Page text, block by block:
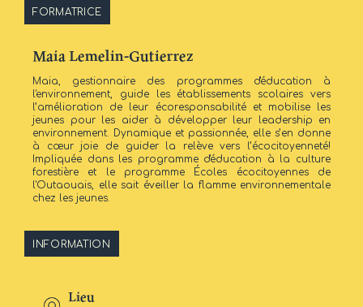
FORMATRICE
Maia Lemelin-Gutierrez
Maia, gestionnaire des programmes d'éducation à
l'environnement, guide les établissements scolaires vers
l’amélioration de leur écoresponsabilité et mobilise les
jeunes pour les aider à développer leur leadership en
environnement. Dynamique et passionnée, elle s’en donne
à cœur joie de guider la relève vers l’écocitoyenneté!
Impliquée dans les programme d'éducation à la culture
forestière et le programme Écoles écocitoyennes de
l'Outaouais, elle sait éveiller la flamme environnementale
chez les jeunes.
INFORMATION
Lieu